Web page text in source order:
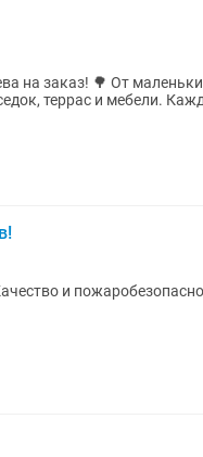
на заказ! 🌳 От
террас и мебели.
и